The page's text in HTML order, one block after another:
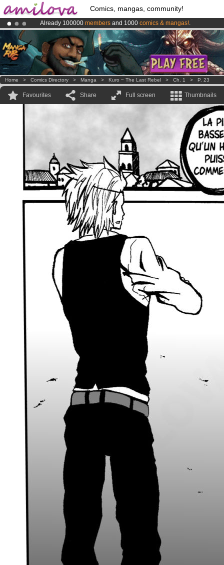
Comics, mangas, community!
Already 100000 members and 1000 comics & mangas!.
AmilovaKickstarter is now LIVE!.
Premium membership from3.95 euros per month !Get membership
Home > Comics Directory > Manga > Kuro ~ The Last Rebel > Ch. 1 > P. 23
Favourites Share Full screen Thumbnails